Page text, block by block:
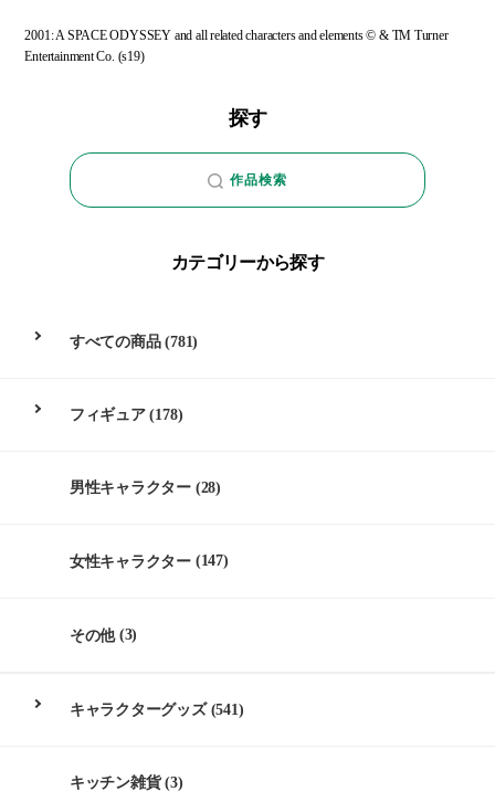
2001: A SPACE ODYSSEY and all related characters and elements © & TM Turner
Entertainment Co. (s19)
探す
作品検索
カテゴリーから探す
すべての商品(781)
フィギュア(178)
男性キャラクター (28)
女性キャラクター (147)
その他(3)
キャラクターグッズ(541)
キッチン雑貨(3)